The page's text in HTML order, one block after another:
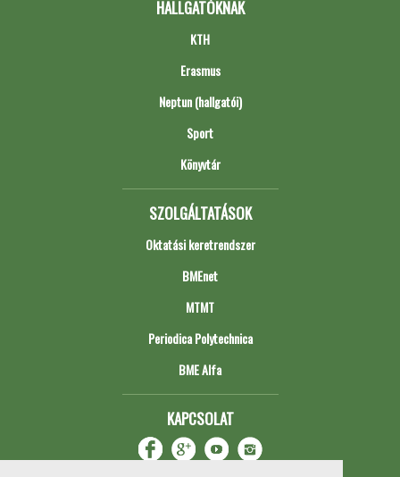
HALLGATÓKNAK
KTH
Erasmus
Neptun (hallgatói)
Sport
Könyvtár
SZOLGÁLTATÁSOK
Oktatási keretrendszer
BMEnet
MTMT
Periodica Polytechnica
BME Alfa
KAPCSOLAT